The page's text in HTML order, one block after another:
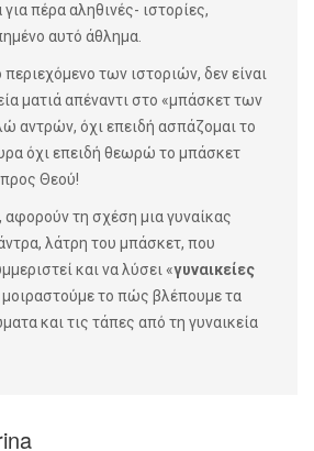
πέρα αληθινές- ιστορίες,
αυτό άθλημα.
των ιστοριών, δεν είναι
ματιά απέναντι στο «μπάσκετ των
αντρών, όχι επειδή ασπάζομαι το
όχι επειδή θεωρώ το μπάσκετ
Θεού!
αφορούν τη σχέση μια γυναίκας
λάτρη του μπάσκετ, που
και να λύσει «γυναικείες
μοιραστούμε το πώς βλέπουμε τα
και τις τάπες από τη γυναικεία